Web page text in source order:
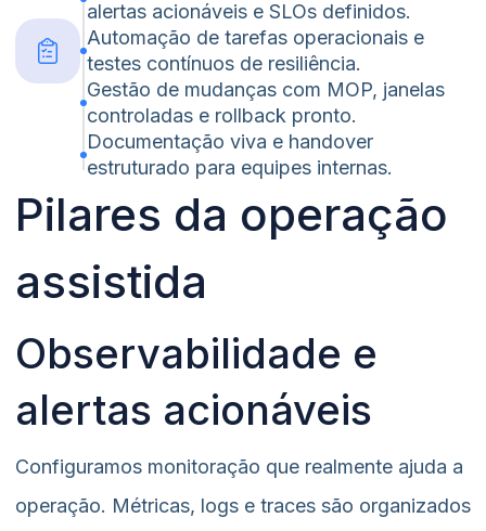
alertas acionáveis e SLOs definidos.
Automação de tarefas operacionais e
testes contínuos de resiliência.
Gestão de mudanças com MOP, janelas
controladas e rollback pronto.
Documentação viva e handover
estruturado para equipes internas.
Pilares da operação
assistida
Observabilidade e
alertas acionáveis
Configuramos monitoração que realmente ajuda a
operação. Métricas, logs e traces são organizados